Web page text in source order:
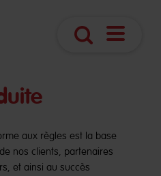
aux règles est la base
nos clients, partenaires
et ainsi au succès